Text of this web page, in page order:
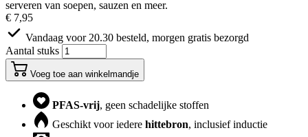
serveren van soepen, sauzen en meer.
€ 7,95
Vandaag voor 20.30 besteld, morgen gratis bezorgd
Aantal stuks
Voeg toe aan winkelmandje
PFAS-vrij, geen schadelijke stoffen
Geschikt voor iedere hittebron, inclusief inductie